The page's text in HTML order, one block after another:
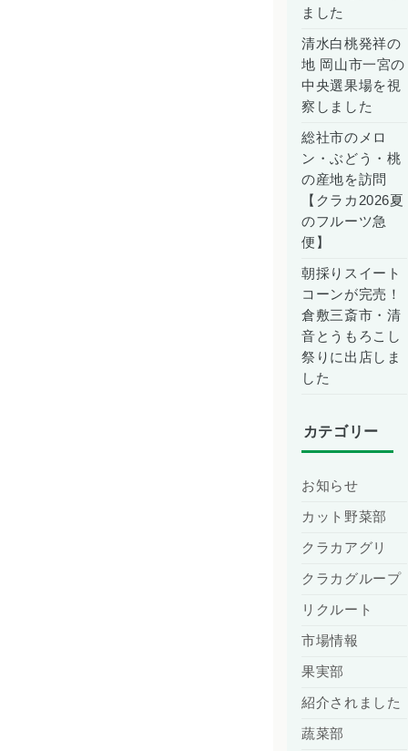
ました
清水白桃発祥の
地 岡山市一宮の
中央選果場を視
察しました
総社市のメロ
ン・ぶどう・桃
の産地を訪問
【クラカ2026夏
のフルーツ急
便】
朝採りスイート
コーンが完売！
倉敷三斎市・清
音とうもろこし
祭りに出店しま
した
カテゴリー
お知らせ
カット野菜部
クラカアグリ
クラカグループ
リクルート
市場情報
果実部
紹介されました
蔬菜部